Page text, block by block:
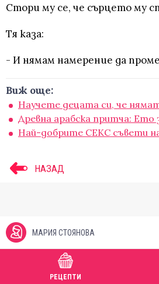
Стори му се, че сърцето му
Тя каза:
- И нямам намерение да
Виж още:
Научете децата си, че
Древна арабска притча: Ето
Най-добрите СЕКС съвети
НАЗАД
МАРИЯ СТОЯНОВА
РЕЦЕПТИ